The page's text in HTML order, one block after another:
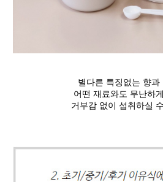
별다른 특징없는 향과
어떤 재료와도 무난하
거부감 없이 섭취하실